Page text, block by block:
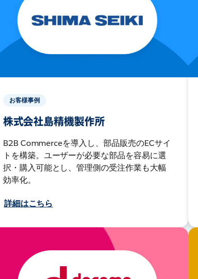
お客様事例
株式会社島精機製作所
B2B Commerceを導入し、部品販売のECサイ
トを構築。ユーザーが必要な部品を容易に選
択・購入可能とし、管理側の受注作業も大幅
効率化。
詳細はこちら